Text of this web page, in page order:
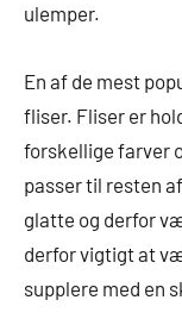
ulemper.
En af de mest
fliser. Fliser er
forskellige farver
passer til resten
glatte og derfor
derfor vigtigt at
supplere med en